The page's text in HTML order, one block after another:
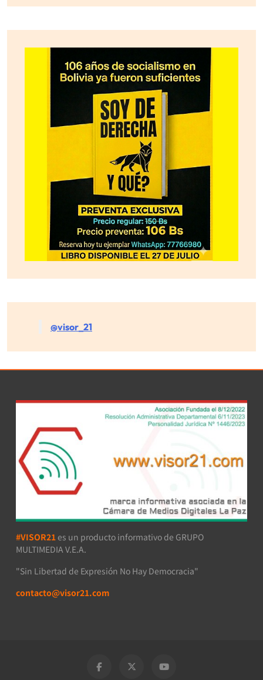
@visor_21
#VISOR21 es un producto informativo de GRUPO
MULTIMEDIA V.E.A.
"Sin Libertad de Expresión No Hay Democracia"
contacto@visor21.com